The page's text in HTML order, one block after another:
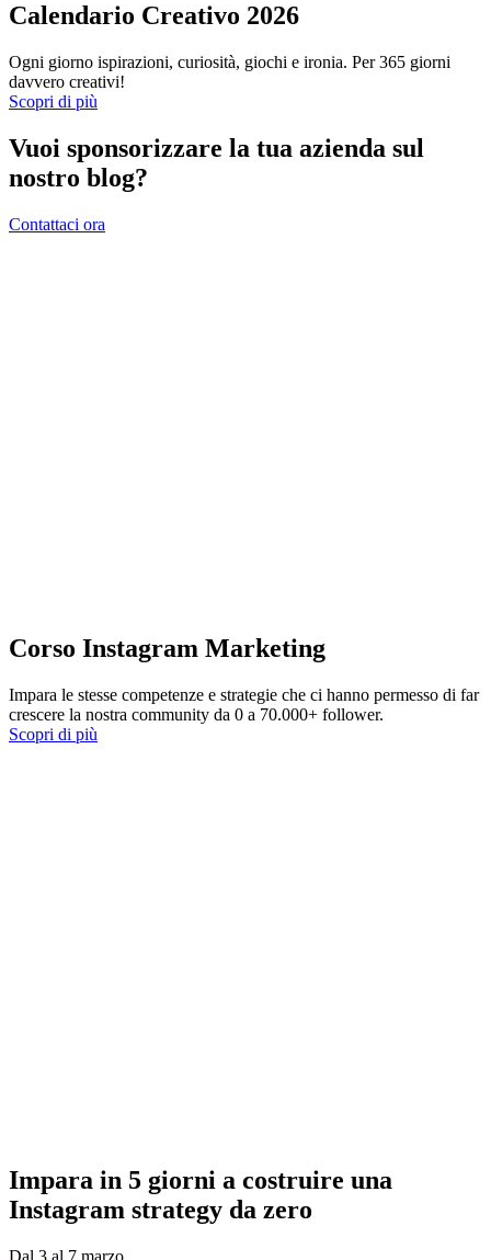
Calendario Creativo 2026
Ogni giorno ispirazioni, curiosità, giochi e ironia. Per 365 giorni
davvero creativi!
Scopri di più
Vuoi sponsorizzare la tua azienda sul
nostro blog?
Contattaci ora
Corso Instagram Marketing
Impara le stesse competenze e strategie che ci hanno permesso di far
crescere la nostra community da 0 a 70.000+ follower.
Scopri di più
Impara in 5 giorni a costruire una
Instagram strategy da zero
Dal 3 al 7 marzo